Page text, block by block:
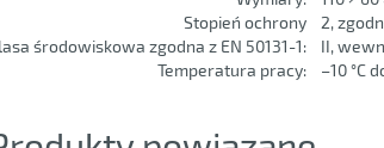
Stopień ochrony
2,
środowiskowa zgodna z EN 50131-1:
II,
Temperatura pracy:
–10 °C